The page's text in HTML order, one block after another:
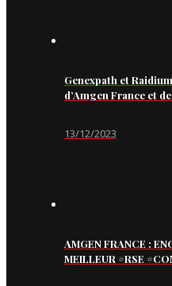
Genexpath et
d’Amgen France et
13/12/2023
AMGEN FRANCE :
MEILLEUR #RSE